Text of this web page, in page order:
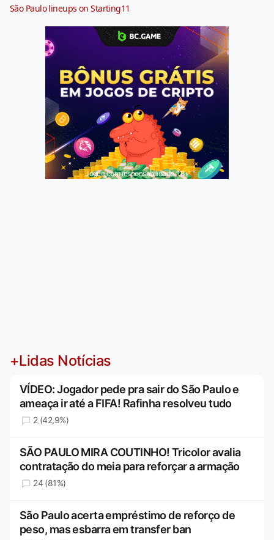
São Paulo lineups on Starting11
Jogue com responsabilidade. 18+
+Lidas Notícias
VÍDEO: Jogador pede pra sair do São Paulo e
ameaça ir até a FIFA! Rafinha resolveu tudo
2 (42,9%)
SÃO PAULO MIRA COUTINHO! Tricolor avalia
contratação do meia para reforçar a armação
24 (81%)
São Paulo acerta empréstimo de reforço de
peso, mas esbarra em transfer ban